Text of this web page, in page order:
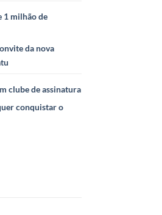
1 milhão de
da nova
clube de assinatura
conquistar o